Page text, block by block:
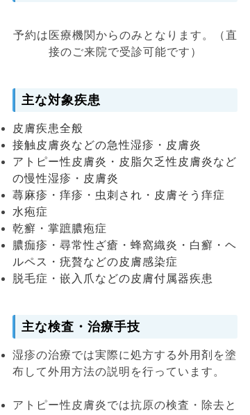
予約は医療機関からのみとなります。（直
接のご来院で受診可能です）
主な対象疾患
皮膚疾患全般
接触皮膚炎などの急性湿疹・皮膚炎
アトピー性皮膚炎・皮脂欠乏性皮膚炎など
の慢性湿疹・皮膚炎
蕁麻疹・痒疹・虫刺され・皮膚そう痒症
水疱症
乾癬・掌蹠膿疱症
膿痂疹・尋常性ざ瘡・蜂窩織炎・白癬・ヘ
ルペス・疣贅などの皮膚感染症
脱毛症・嵌入爪などの皮膚付属器疾患
主な検査・治療手技
湿疹の治療では実際に処方する外用剤を塗
布して外用方法の説明を行っています。
アトピー性皮膚炎では抗原の検査・除去と